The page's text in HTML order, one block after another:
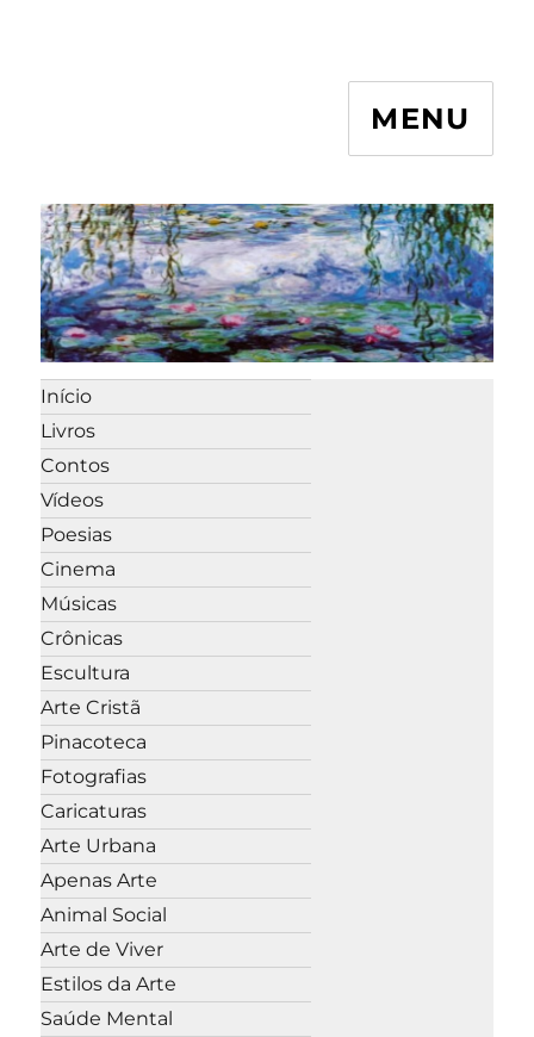
MENU
Início
Livros
Contos
Vídeos
Poesias
Cinema
Músicas
Crônicas
Escultura
Arte Cristã
Pinacoteca
Fotografias
Caricaturas
Arte Urbana
Apenas Arte
Animal Social
Arte de Viver
Estilos da Arte
Saúde Mental